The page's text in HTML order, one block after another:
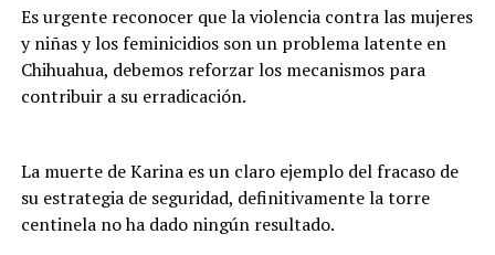
Es urgente reconocer que la violencia contra las mujeres
y niñas y los feminicidios son un problema latente en
Chihuahua, debemos reforzar los mecanismos para
contribuir a su erradicación.
La muerte de Karina es un claro ejemplo del fracaso de
su estrategia de seguridad, definitivamente la torre
centinela no ha dado ningún resultado.